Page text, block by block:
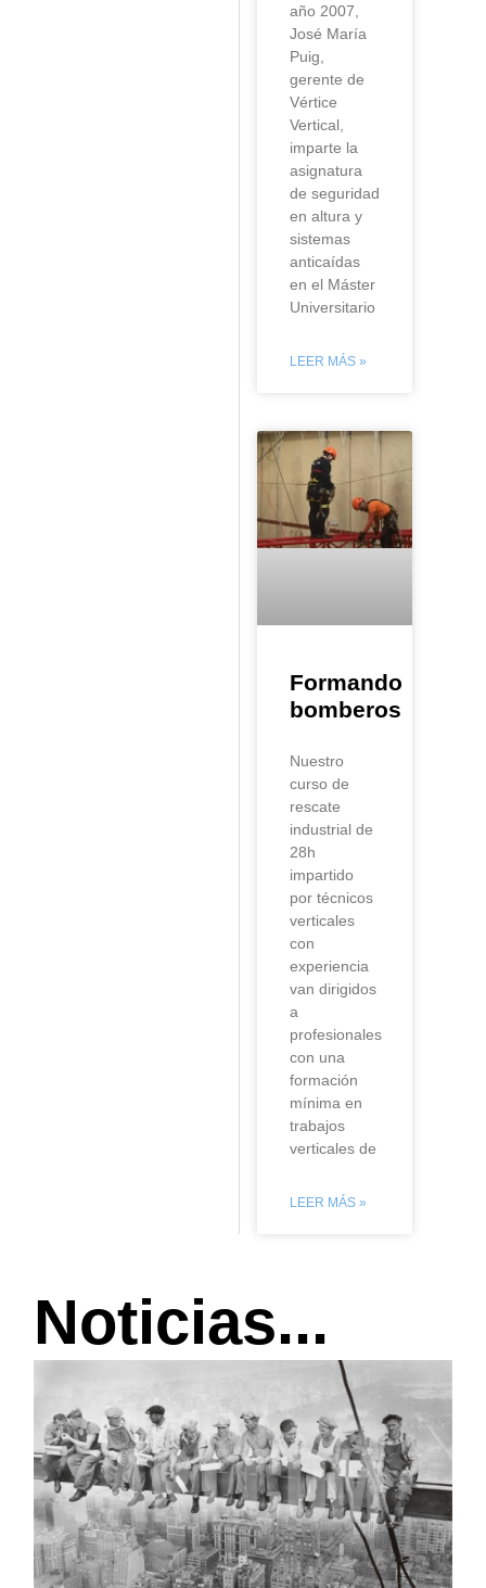
año 2007,
José María
Puig,
gerente de
Vértice
Vertical,
imparte la
asignatura
de seguridad
en altura y
sistemas
anticaídas
en el Máster
Universitario
LEER MÁS »
Formando
bomberos
Nuestro
curso de
rescate
industrial de
28h
impartido
por técnicos
verticales
con
experiencia
van dirigidos
a
profesionales
con una
formación
mínima en
trabajos
verticales de
LEER MÁS »
Noticias...